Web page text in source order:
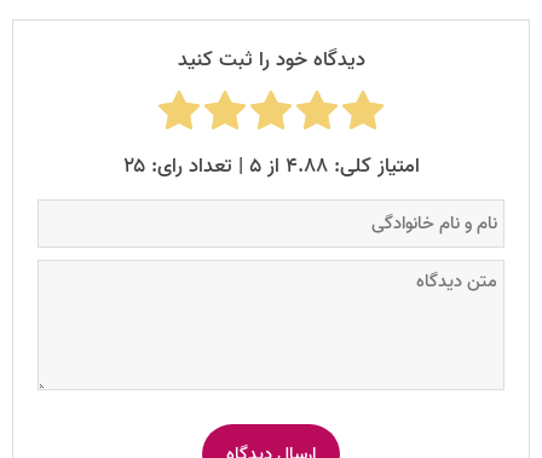
دیدگاه خود را ثبت کنید
امتیاز کلی: ۴.۸۸ از ۵ | تعداد رای: ۲۵